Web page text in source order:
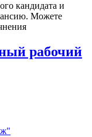
кандидата и
Можете
рабочий